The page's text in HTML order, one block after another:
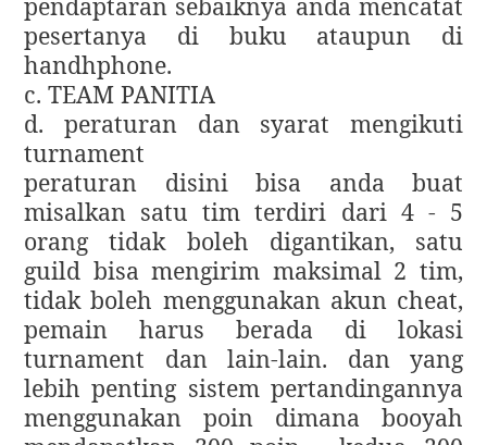
pesertanya di buku ataupun di
handhphone.
c. TEAM PANITIA
d. peraturan dan syarat mengikuti
turnament
peraturan disini bisa anda buat
misalkan satu tim terdiri dari 4 - 5
orang tidak boleh digantikan, satu
guild bisa mengirim maksimal 2 tim,
tidak boleh menggunakan akun cheat,
pemain harus berada di lokasi
turnament dan lain-lain. dan yang
lebih penting sistem pertandingannya
menggunakan poin dimana booyah